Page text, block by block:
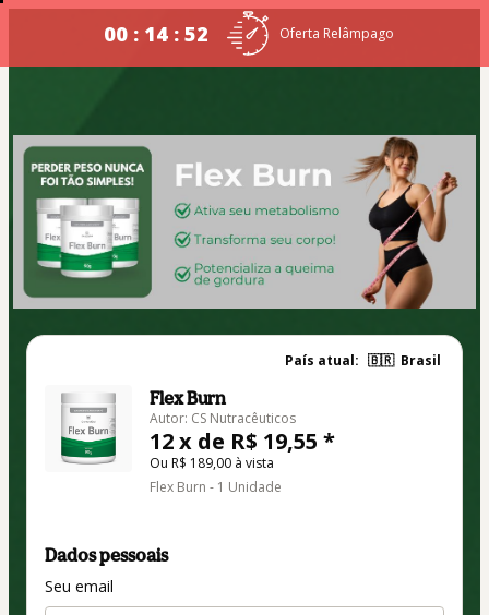
00 : 14 : 52 Oferta Relâmpago
País atual: 🇧🇷 Brasil
Flex Burn
Autor: CS Nutracêuticos
12 x de R$ 19,55 *
Ou R$ 189,00 à vista
Flex Burn - 1 Unidade
Dados pessoais
Seu email